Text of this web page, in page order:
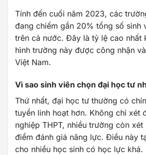
Tính đến cuối năm 2023, các
đang chiếm gần 20% tổng số sinh
trên cả nước. Đây là tỷ lệ cao nhất
hình trường này được công nhận
Việt Nam.
Vì sao sinh viên chọn đại học tư
Thứ nhất, đại học tư thường có
tuyển linh hoạt hơn. Không chỉ xét
nghiệp THPT, nhiều trường còn
điểm đánh giá năng lực. Điều này
cho nhiều học sinh có học lực khá.